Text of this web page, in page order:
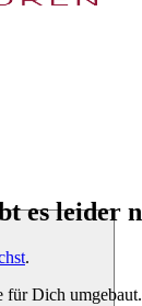
es leider
.
Dich